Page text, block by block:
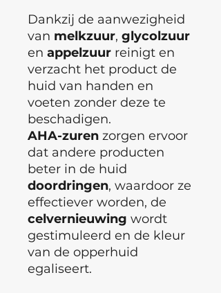
Dankzij de aanwezigheid
van melkzuur, glycolzuur
en appelzuur reinigt en
verzacht het product de
huid van handen en
voeten zonder deze te
beschadigen.
AHA-zuren zorgen ervoor
dat andere producten
beter in de huid
doordringen, waardoor ze
effectiever worden, de
celvernieuwing wordt
gestimuleerd en de kleur
van de opperhuid
egaliseert.